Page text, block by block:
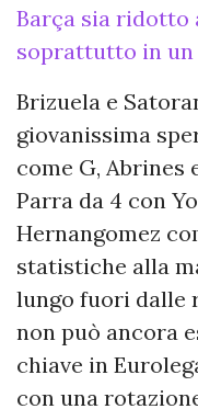
Barça sia
soprattutto in un
Brizuela e
giovanissima
come G, Abrines
Parra da 4 con
Hernangomez
statistiche alla
lungo fuori dalle
non può ancora
chiave in
con una